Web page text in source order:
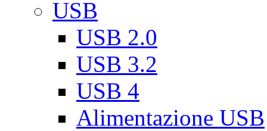
USB
USB 2.0
USB 3.2
USB 4
Alimentazione USB